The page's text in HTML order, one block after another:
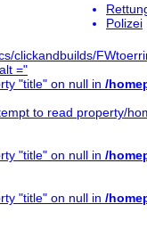
Polizei
clickandbuilds/
="
"title" on null in /
/
"title" on null in /
"title" on null in /